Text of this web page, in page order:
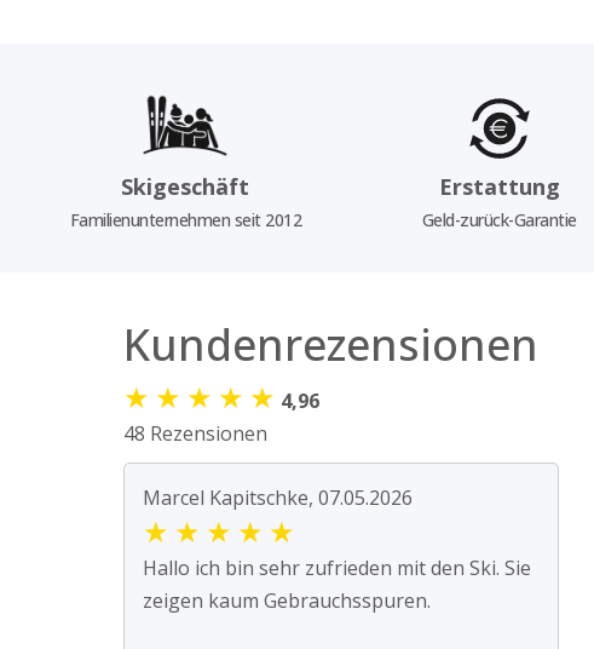
Skigeschäft
Familienunternehmen seit 2012
Erstattung
Geld-zurück-Garantie
Kundenrezensionen
★ ★ ★ ★ ★ 4,96
48 Rezensionen
Marcel Kapitschke, 07.05.2026
★ ★ ★ ★ ★
Hallo ich bin sehr zufrieden mit den Ski. Sie
zeigen kaum Gebrauchsspuren.